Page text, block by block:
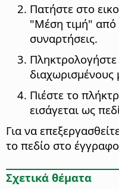
Πατήστε στο
"Μέση τιμή" από
συναρτήσεις.
Πληκτρολογήστε
διαχωρισμένους
Πιέστε το
εισάγεται ως
Για να
το πεδίο στο
Σχετικά θέματα